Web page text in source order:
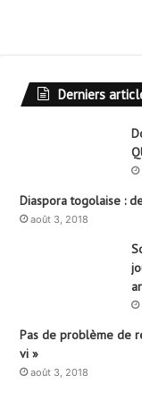
Derniers
Diaspora togolaise :
août 3, 2018
Pas de problème de
vi »
août 3, 2018